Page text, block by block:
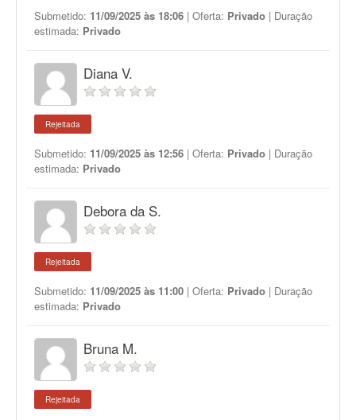
Submetido: 11/09/2025 às 18:06 | Oferta: Privado | Duração
estimada: Privado
Diana V.
Rejeitada
Submetido: 11/09/2025 às 12:56 | Oferta: Privado | Duração
estimada: Privado
Debora da S.
Rejeitada
Submetido: 11/09/2025 às 11:00 | Oferta: Privado | Duração
estimada: Privado
Bruna M.
Rejeitada